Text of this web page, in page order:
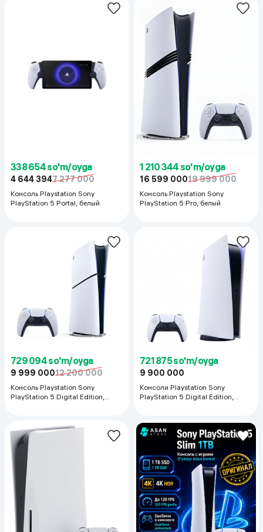
338 654 so'm/oyga
4 644 3947 277 000
Консоль Playstation Sony
PlayStation 5 Portal, белый
1 210 344 so'm/oyga
16 599 00019 999 000
Консоль Playstation Sony
PlayStation 5 Pro, белый
729 094 so'm/oyga
9 999 00012 200 000
Консоль Playstation Sony
PlayStation 5 Digital Edition,
721 875 so'm/oyga
9 900 000
Консоли Playstation Sony
PlayStation 5 Digital Edition,